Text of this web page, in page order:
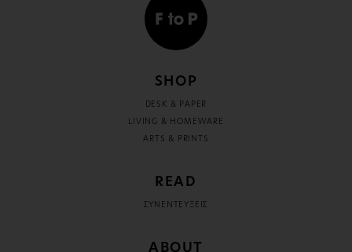
SHOP
DESK & PAPER
LIVING & HOMEWARE
ARTS & PRINTS
READ
ΣΥΝΕΝΤΕΥΞΕΙΣ
ABOUT